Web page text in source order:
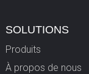
SOLUTIONS
Produits
À propos de nous